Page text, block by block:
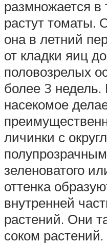
размножается в
растут томаты.
она в летний
от кладки яиц
половозрелых
более 3 недель.
насекомое
личинки с
зеленоватого
оттенка
внутренней
растений. Они
соком растений.